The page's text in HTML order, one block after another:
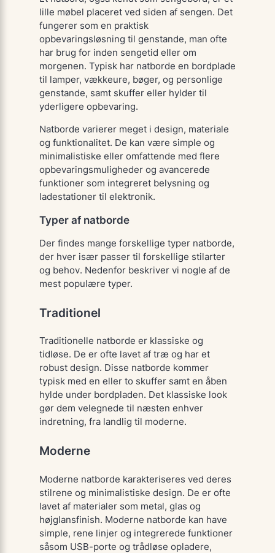
lille møbel placeret ved siden af sengen. Det
fungerer som en praktisk
opbevaringsløsning til genstande, man ofte
har brug for inden sengetid eller om
morgenen. Typisk har natborde en bordplade
til lamper, vækkeure, bøger, og personlige
genstande, samt skuffer eller hylder til
yderligere opbevaring.
Natborde varierer meget i design, materiale
og funktionalitet. De kan være simple og
minimalistiske eller omfattende med flere
opbevaringsmuligheder og avancerede
funktioner som integreret belysning og
ladestationer til elektronik.
Typer af natborde
Der findes mange forskellige typer natborde,
der hver især passer til forskellige stilarter
og behov. Nedenfor beskriver vi nogle af de
mest populære typer.
Traditionel
Traditionelle natborde er klassiske og
tidløse. De er ofte lavet af træ og har et
robust design. Disse natborde kommer
typisk med en eller to skuffer samt en åben
hylde under bordpladen. Det klassiske look
gør dem velegnede til næsten enhver
indretning, fra landlig til moderne.
Moderne
Moderne natborde karakteriseres ved deres
stilrene og minimalistiske design. De er ofte
lavet af materialer som metal, glas og
højglansfinish. Moderne natborde kan have
simple, rene linjer og integrerede funktioner
såsom USB-porte og trådløse opladere,